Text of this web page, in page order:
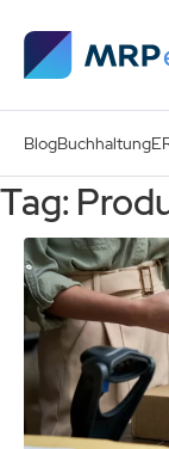
BlogBuchhaltung
Tag: